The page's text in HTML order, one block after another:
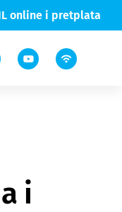
online i pretplata
i